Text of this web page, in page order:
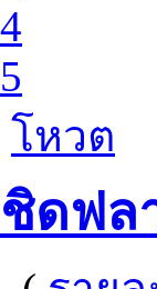
4
5
โหวต
ชิดฟล